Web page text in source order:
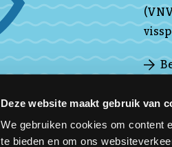
Deze website maakt gebruik van
We gebruiken cookies om content
te bieden en om ons